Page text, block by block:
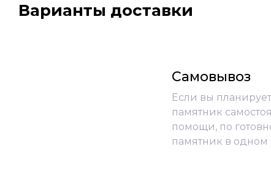
Варианты доставки
Самовывоз
Если вы
памятник
помощи, по
памятник в